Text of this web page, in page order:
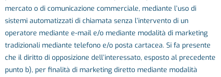
mercato o di comunicazione commerciale, mediante l’uso di
sistemi automatizzati di chiamata senza l’intervento di un
operatore mediante e-mail e/o mediante modalità di marketing
tradizionali mediante telefono e/o posta cartacea. Si fa presente
che il diritto di opposizione dell’interessato, esposto al precedente
punto b), per finalità di marketing diretto mediante modalità